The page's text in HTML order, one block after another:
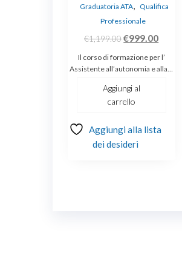
Graduatoria ATA
Qualifica
Professionale
€1,199.00Il
prezzo
originale
€1,199.00.
€999.00Il
prezzo
attuale
Il corso di formazione per l’
Assistente all’autonomia e alla…
Aggiungi al
carrello
Aggiungi alla lista
dei desideri